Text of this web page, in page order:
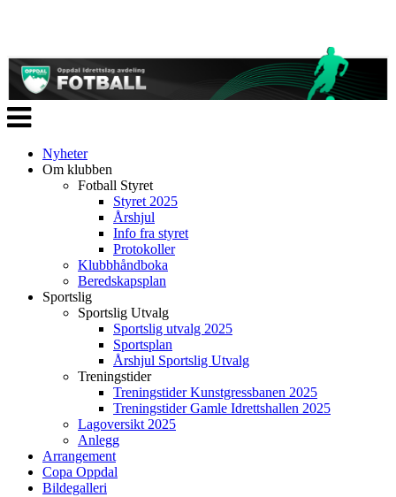
Veksle
navigasjon
Nyheter
Om klubben
Fotball Styret
Styret 2025
Årshjul
Info fra styret
Protokoller
Klubbhåndboka
Beredskapsplan
Sportslig
Sportslig Utvalg
Sportslig utvalg 2025
Sportsplan
Årshjul Sportslig Utvalg
Treningstider
Treningstider Kunstgressbanen 2025
Treningstider Gamle Idrettshallen 2025
Lagoversikt 2025
Anlegg
Arrangement
Copa Oppdal
Bildegalleri